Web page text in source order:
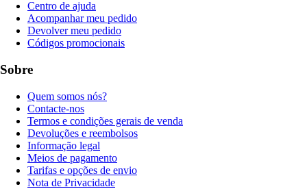
Centro de ajuda
Acompanhar meu pedido
Devolver meu pedido
Códigos promocionais
Sobre
Quem somos nós?
Contacte-nos
Termos e condições gerais de venda
Devoluções e reembolsos
Informação legal
Meios de pagamento
Tarifas e opções de envio
Nota de Privacidade